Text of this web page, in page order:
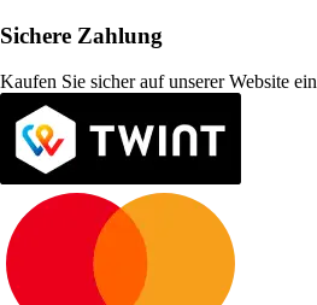
Sichere Zahlung
Kaufen Sie sicher auf unserer Website ein